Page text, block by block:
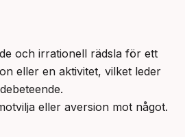
och irrationell rädsla för ett
eller en aktivitet, vilket leder
eller aversion mot något.